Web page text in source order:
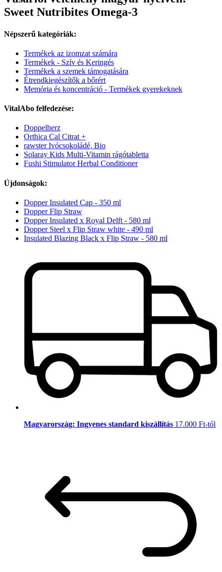
Sweet Nutribites Omega-3
Népszerű kategóriák:
Termékek az izomzat számára
Termékek - Szív és Keringés
Termékek a szemek támogatására
Étrendkiegészítők a bőrért
Memória és koncentráció - Termékek gyerekeknek
VitalAbo felfedezése:
Doppelherz
Orthica Cal Citrat +
rawster Ivócsokoládé, Bio
Solaray Kids Multi-Vitamin rágótabletta
Fushi Stimulator Herbal Conditioner
Újdonságok:
Dopper Insulated Cap - 350 ml
Dopper Flip Straw
Dopper Insulated x Royal Delft - 580 ml
Dopper Steel x Flip Straw white - 490 ml
Insulated Blazing Black x Flip Straw - 580 ml
Magyarország: Ingyenes standard kiszállítás 17.000 Ft-tól